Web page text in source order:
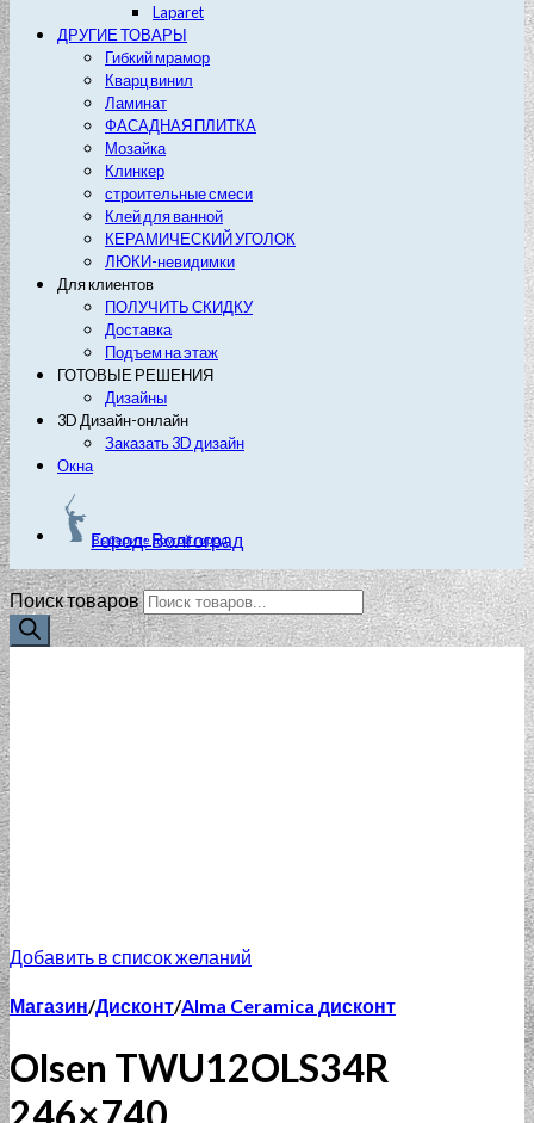
Laparet
ДРУГИЕ ТОВАРЫ
Гибкий мрамор
Кварц винил
Ламинат
ФАСАДНАЯ ПЛИТКА
Мозайка
Клинкер
строительные смеси
Клей для ванной
КЕРАМИЧЕСКИЙ УГОЛОК
ЛЮКИ-невидимки
Для клиентов
ПОЛУЧИТЬ СКИДКУ
Доставка
Подъем на этаж
ГОТОВЫЕ РЕШЕНИЯ
Дизайны
3D Дизайн-онлайн
Заказать 3D дизайн
Окна
Город: Волгоград
Выберите другой город
Поиск товаров
Добавить в список желаний
Магазин/Дисконт/Alma Ceramica дисконт
Olsen TWU12OLS34R